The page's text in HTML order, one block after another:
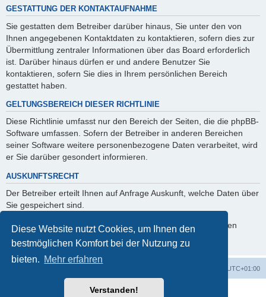
Diese Website nutzt Cookies, um Ihnen den
bestmöglichen Komfort bei der Nutzung zu
bieten. Mehr erfahren
Verstanden!
GESTATTUNG DER KONTAKTAUFNAHME
Sie gestatten dem Betreiber darüber hinaus, Sie unter den von
Ihnen angegebenen Kontaktdaten zu kontaktieren, sofern dies zur
Übermittlung zentraler Informationen über das Board erforderlich
ist. Darüber hinaus dürfen er und andere Benutzer Sie
kontaktieren, sofern Sie dies in Ihrem persönlichen Bereich
gestattet haben.
GELTUNGSBEREICH DIESER RICHTLINIE
Diese Richtlinie umfasst nur den Bereich der Seiten, die die phpBB-
Software umfassen. Sofern der Betreiber in anderen Bereichen
seiner Software weitere personenbezogene Daten verarbeitet, wird
er Sie darüber gesondert informieren.
AUSKUNFTSRECHT
Der Betreiber erteilt Ihnen auf Anfrage Auskunft, welche Daten über
Sie gespeichert sind.
Sie können jederzeit die Löschung bzw. Sperrung Ihrer Daten
verlangen. Kontaktieren Sie hierzu bitte den Betreiber.
UTC+01:00
Powered byphpBB® Forum Software © phpBB Limited